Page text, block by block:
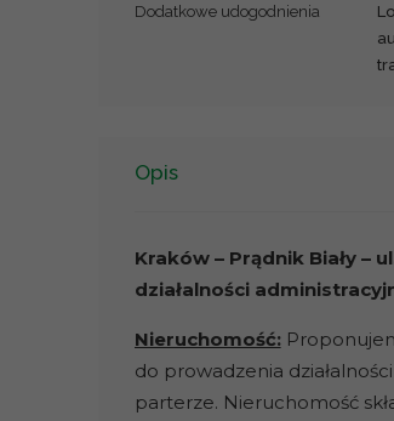
Dodatkowe udogodnienia
Opis
Kraków – Prądnik Biały –
działalności
Nieruchomość:
do prowadzenia
parterze. Nieruchomość